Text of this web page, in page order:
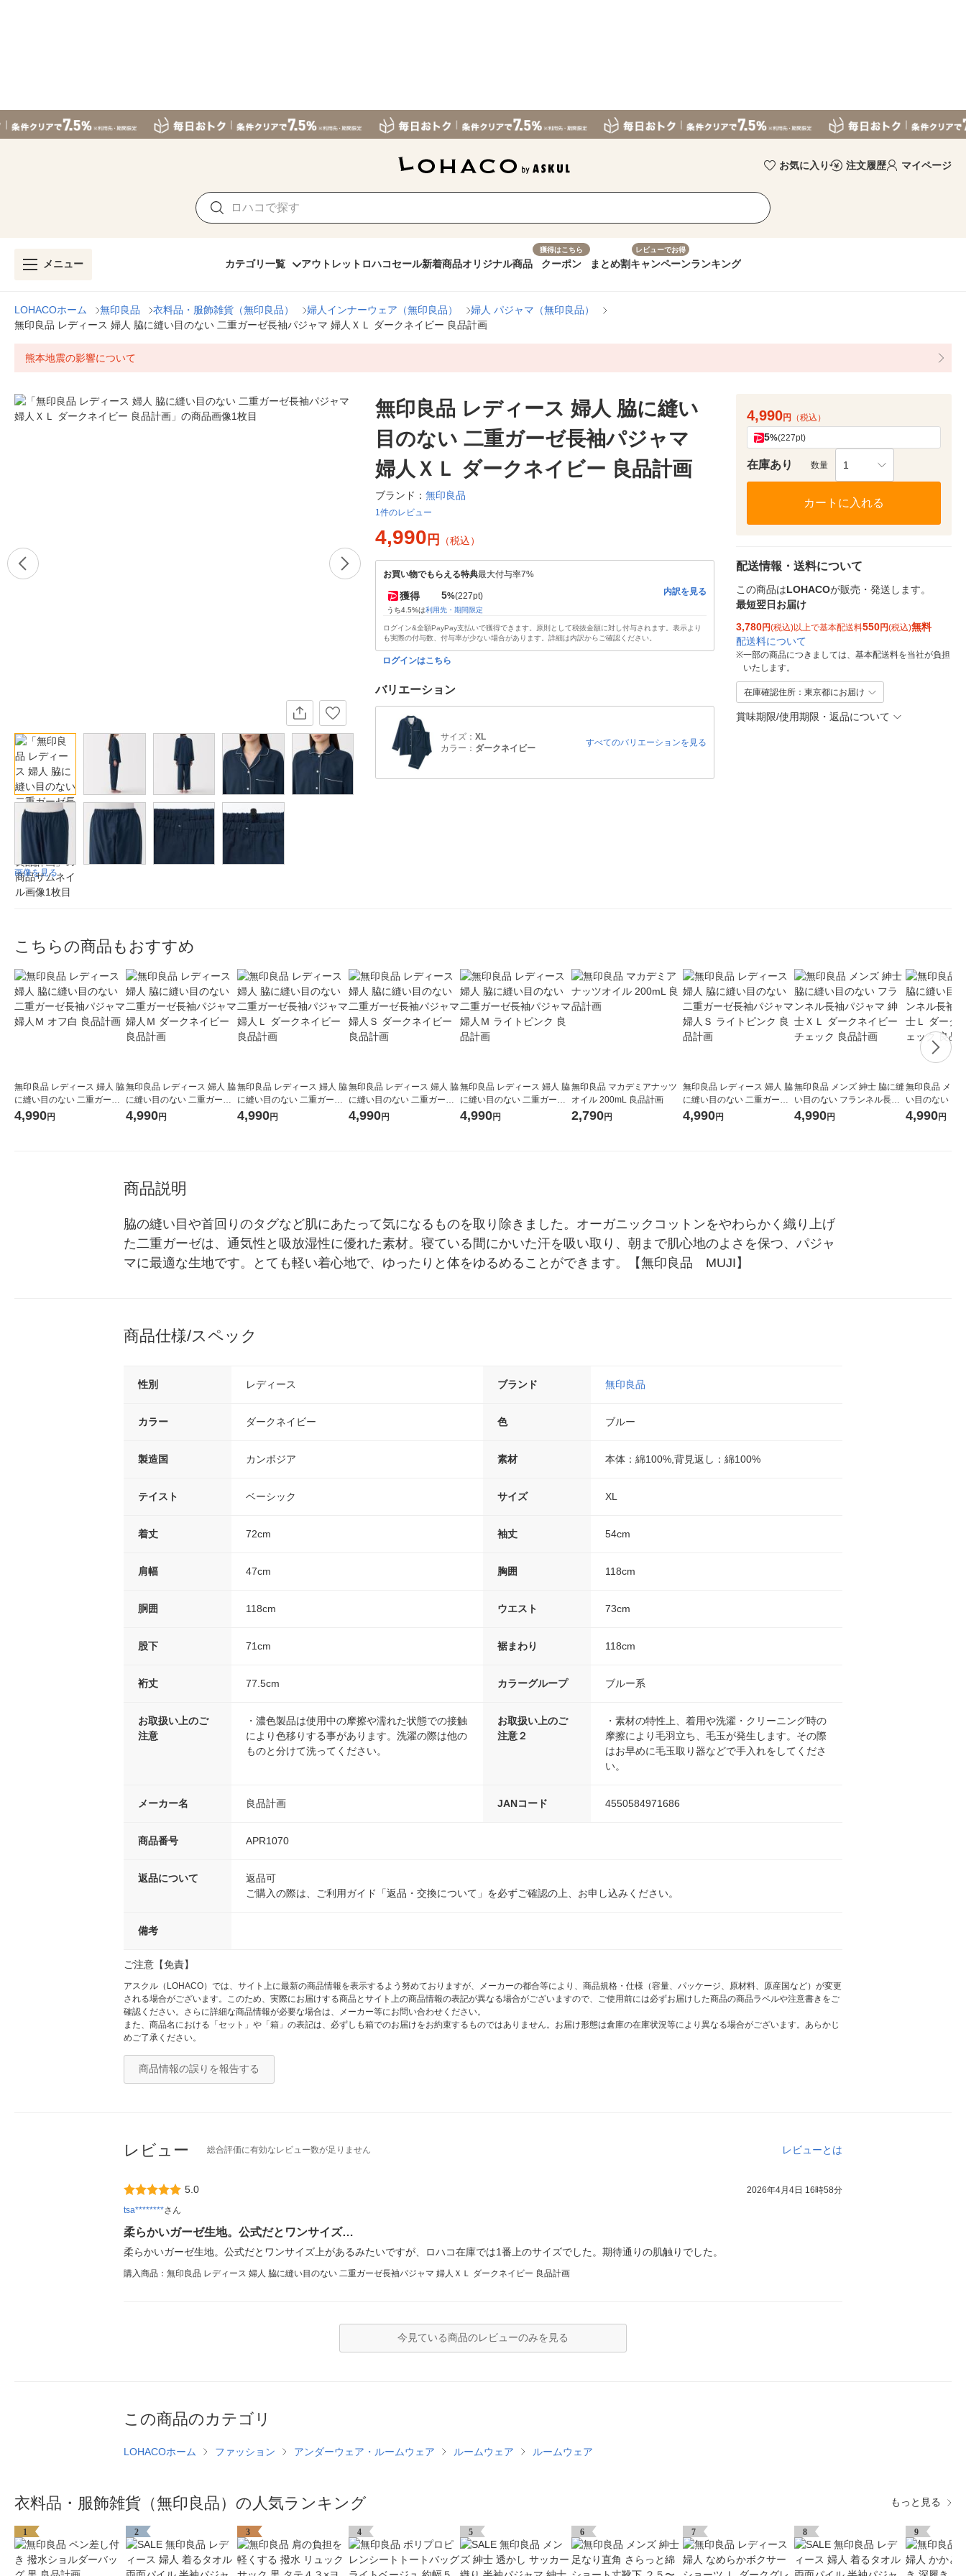
お気に入り 注文履歴 マイページ
メニュー カテゴリ一覧 アウトレット ロハコセール新着商品オリジナル商品
獲得はこちら
クーポン まとめ割
レビューでお得
キャンペーンランキング
LOHACOホーム 無印良品 衣料品・服飾雑貨（無印良品） 婦人インナーウェア（無印良品）
婦人 パジャマ（無印良品）
無印良品 レディース 婦人 脇に縫い目のない 二重ガーゼ長袖パジャマ 婦人ＸＬ ダークネイビー 良品計画
熊本地震の影響について
画像を見る
無印良品 レディース 婦人 脇に縫い
目のない 二重ガーゼ長袖パジャマ
婦人ＸＬ ダークネイビー 良品計画
ブランド： 無印良品
1件のレビュー
4,990 円 （税込）
お買い物でもらえる特典最大付与率7%
獲得 5%(227pt)
うち4.5%は利用先・期間限定
内訳を見る
ログイン&全額PayPay支払いで獲得できます。原則として税抜金額に対し付与されます。表示より
も実際の付与数、付与率が少ない場合があります。詳細は内訳からご確認ください。
ログインはこちら
バリエーション
サイズ： XL
カラー： ダークネイビー
すべてのバリエーションを見る
4,990円 （税込）
5%(227pt)
在庫あり 数量 1
カートに入れる
配送情報・送料について
この商品はLOHACOが販売・発送します。
最短翌日お届け
3,780円(税込)以上で基本配送料550円(税込)無料
配送料について
※一部の商品につきましては、基本配送料を当社が負担
いたします。
在庫確認住所：東京都にお届け
賞味期限/使用期限・返品について
こちらの商品もおすすめ
無印良品 レディース 婦人 脇
に縫い目のない 二重ガーゼ
長袖パジャマ 婦人Ｍ オフ白
良品計画
4,990円
無印良品 レディース 婦人 脇
に縫い目のない 二重ガーゼ
長袖パジャマ 婦人Ｍ ダーク
ネイビー 良品計画
4,990円
無印良品 レディース 婦人 脇
に縫い目のない 二重ガーゼ
長袖パジャマ 婦人Ｌ ダーク
ネイビー 良品計画
4,990円
無印良品 レディース 婦人 脇
に縫い目のない 二重ガーゼ
長袖パジャマ 婦人Ｓ ダーク
ネイビー 良品計画
4,990円
無印良品 レディース 婦人 脇
に縫い目のない 二重ガーゼ
長袖パジャマ 婦人Ｍ ライト
ピンク 良品計画
4,990円
無印良品 マカデミアナッツ
オイル 200mL 良品計画
2,790円
無印良品 レディース 婦人 脇
に縫い目のない 二重ガーゼ
長袖パジャマ 婦人Ｓ ライト
ピンク 良品計画
4,990円
無印良品 メンズ 紳士 脇に縫
い目のない フランネル長袖
パジャマ 紳士ＸＬ ダークネ
イビーチェック 良品計画
4,990円
無印良品 メン
い目のない フ
パジャマ 紳士
ビーチェック
4,990円
商品説明
脇の縫い目や首回りのタグなど肌にあたって気になるものを取り除きました。オーガニックコットンをやわらかく織り上げ
た二重ガーゼは、通気性と吸放湿性に優れた素材。寝ている間にかいた汗を吸い取り、朝まで肌心地のよさを保つ、パジャ
マに最適な生地です。とても軽い着心地で、ゆったりと体をゆるめることができます。【無印良品　MUJI】
商品仕様/スペック
性別 レディース ブランド 無印良品
カラー ダークネイビー 色 ブルー
製造国 カンボジア 素材 本体：綿100%,背見返し：綿100%
テイスト ベーシック サイズ XL
着丈 72cm 袖丈 54cm
肩幅 47cm 胸囲 118cm
胴囲 118cm ウエスト 73cm
股下 71cm 裾まわり 118cm
裄丈 77.5cm カラーグループ ブルー系
お取扱い上のご
注意
・濃色製品は使用中の摩擦や濡れた状態での接触
により色移りする事があります。洗濯の際は他の
ものと分けて洗ってください。
お取扱い上のご
注意２
・素材の特性上、着用や洗濯・クリーニング時の
摩擦により毛羽立ち、毛玉が発生します。その際
はお早めに毛玉取り器などで手入れをしてくださ
い。
メーカー名 良品計画 JANコード 4550584971686
商品番号 APR1070
返品について
返品可
ご購入の際は、ご利用ガイド「返品・交換について」を必ずご確認の上、お申し込みください。
備考
ご注意【免責】
アスクル（LOHACO）では、サイト上に最新の商品情報を表示するよう努めておりますが、メーカーの都合等により、商品規格・仕様（容量、パッケージ、原材料、原産国など）が変更
される場合がございます。このため、実際にお届けする商品とサイト上の商品情報の表記が異なる場合がございますので、ご使用前には必ずお届けした商品の商品ラベルや注意書きをご
確認ください。さらに詳細な商品情報が必要な場合は、メーカー等にお問い合わせください。
また、商品名における「セット」や「箱」の表記は、必ずしも箱でのお届けをお約束するものではありません。お届け形態は倉庫の在庫状況等により異なる場合がございます。あらかじ
めご了承ください。
商品情報の誤りを報告する
レビュー 総合評価に有効なレビュー数が足りません レビューとは
5.0
2026年4月4日 16時58分
tsa********さん
柔らかいガーゼ生地。公式だとワンサイズ…
柔らかいガーゼ生地。公式だとワンサイズ上があるみたいですが、ロハコ在庫では1番上のサイズでした。期待通りの肌触りでした。
購入商品：無印良品 レディース 婦人 脇に縫い目のない 二重ガーゼ長袖パジャマ 婦人ＸＬ ダークネイビー 良品計画
今見ている商品のレビューのみを見る
この商品のカテゴリ
LOHACOホーム ファッション アンダーウェア・ルームウェア ルームウェア ルームウェア
衣料品・服飾雑貨（無印良品）の人気ランキング もっと見る
1 2 3 4 5 6 7 8 9